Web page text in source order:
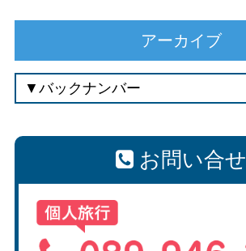
アーカイブ
お問い合せ